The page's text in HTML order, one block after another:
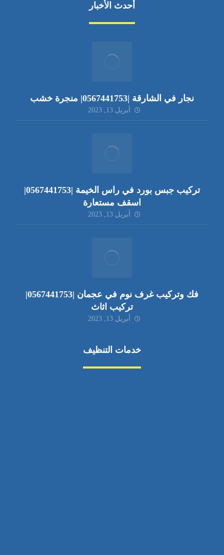
أحدث الأخبار
نجار في الشارقة |0567441753| منجرة خشب
أبريل 13, 2023
تركيب جبس بورد في راس الخيمة |0567441753|
اسقف مستعارة
أبريل 13, 2023
فك وتركيب غرف نوم في عجمان |0567441753|
تركيب اثاث
أبريل 13, 2023
خدمات التنظيف